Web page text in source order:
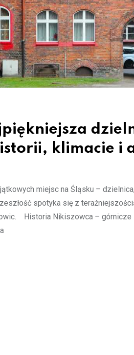
klimacie i
miejsc na Śląsku –
spotyka się z
Historia Nikiszowca – górnicze